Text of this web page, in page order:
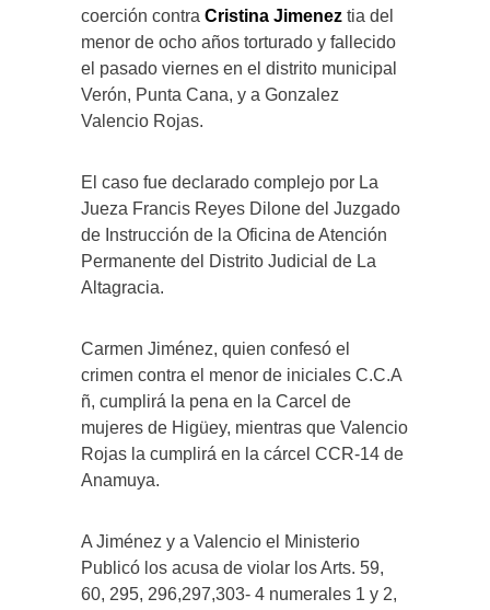
coerción contra Cristina Jimenez tia del
menor de ocho años torturado y fallecido
el pasado viernes en el distrito municipal
Verón, Punta Cana, y a Gonzalez
Valencio Rojas.
El caso fue declarado complejo por La
Jueza Francis Reyes Dilone del Juzgado
de Instrucción de la Oficina de Atención
Permanente del Distrito Judicial de La
Altagracia.
Carmen Jiménez, quien confesó el
crimen contra el menor de iniciales C.C.A
ñ, cumplirá la pena en la Carcel de
mujeres de Higüey, mientras que Valencio
Rojas la cumplirá en la cárcel CCR-14 de
Anamuya.
A Jiménez y a Valencio el Ministerio
Publicó los acusa de violar los Arts. 59,
60, 295, 296,297,303- 4 numerales 1 y 2,